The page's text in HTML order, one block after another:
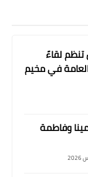
لقاءً
العامة في مخيم
وفاطمة